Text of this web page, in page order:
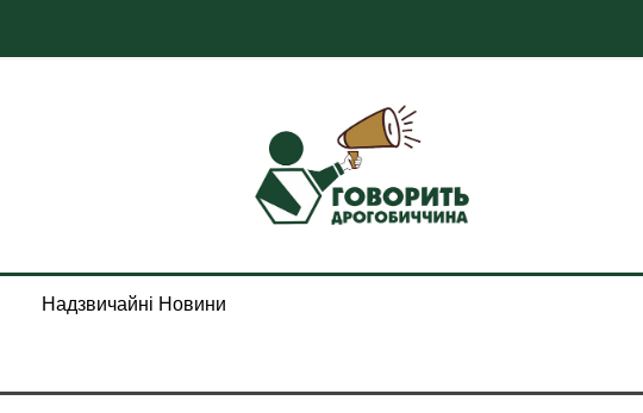
Надзвичайні Новини